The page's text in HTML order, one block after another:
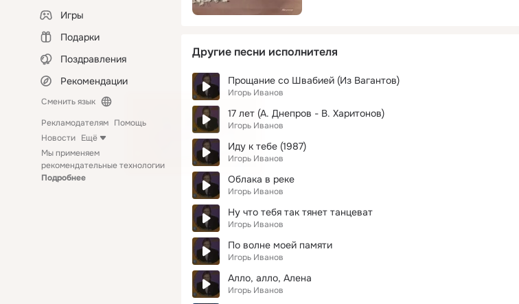
Игры
Подарки
Поздравления
Рекомендации
Сменить язык
Рекламодателям Помощь
Новости Ещё
Мы применяем
рекомендательные технологии
Подробнее
Другие песни исполнителя
Прощание со Швабией (Из Вагантов)
Игорь Иванов
17 лет (А. Днепров - В. Харитонов)
Игорь Иванов
Иду к тебе (1987)
Игорь Иванов
Облака в реке
Игорь Иванов
Ну что тебя так тянет танцеват
Игорь Иванов
По волне моей памяти
Игорь Иванов
Алло, алло, Алена
Игорь Иванов